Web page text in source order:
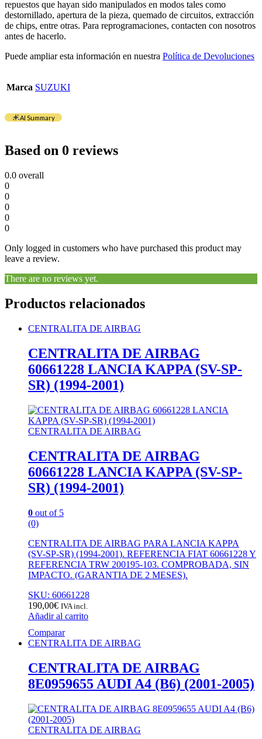
repuestos que hayan sido manipulados en modos tales como
destornillado, apertura de la pieza, quemado de circuitos, extracción
de chips, entre otras. Para reprogramaciones, contacten con nosotros
antes de hacerlo.
Puede ampliar esta información en nuestra Política de Devoluciones
Marca SUZUKI
AI Summary
Based on 0 reviews
0.0 overall
0
0
0
0
0
Only logged in customers who have purchased this product may
leave a review.
There are no reviews yet.
Productos relacionados
CENTRALITA DE AIRBAG
CENTRALITA DE AIRBAG
60661228 LANCIA KAPPA (SV-SP-
SR) (1994-2001)
CENTRALITA DE AIRBAG
CENTRALITA DE AIRBAG
60661228 LANCIA KAPPA (SV-SP-
SR) (1994-2001)
0 out of 5
(0)
CENTRALITA DE AIRBAG PARA LANCIA KAPPA
(SV-SP-SR) (1994-2001). REFERENCIA FIAT 60661228 Y
REFERENCIA TRW 200195-103. COMPROBADA, SIN
IMPACTO. (GARANTIA DE 2 MESES).
SKU: 60661228
190,00€ IVA incl.
Añadir al carrito
Comparar
CENTRALITA DE AIRBAG
CENTRALITA DE AIRBAG
8E0959655 AUDI A4 (B6) (2001-2005)
CENTRALITA DE AIRBAG